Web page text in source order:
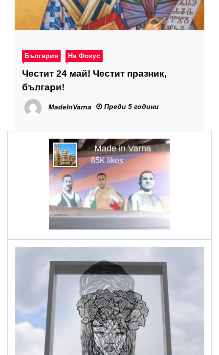
България На Фокус
Честит 24 май! Честит празник,
българи!
MadeInVarna Преди 5 години
Made in Varna
85K likes